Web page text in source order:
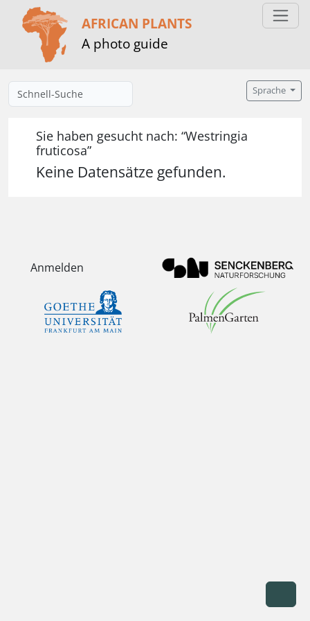
AFRICAN PLANTS
A photo guide
Sprache
Sie haben gesucht nach: “Westringia
fruticosa”
Keine Datensätze gefunden.
Anmelden